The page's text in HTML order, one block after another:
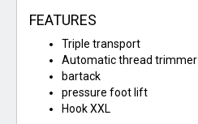
FEATURES
Triple transport
Automatic thread trimmer
bartack
pressure foot lift
Hook XXL